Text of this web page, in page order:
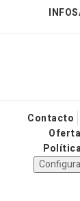
Contacto